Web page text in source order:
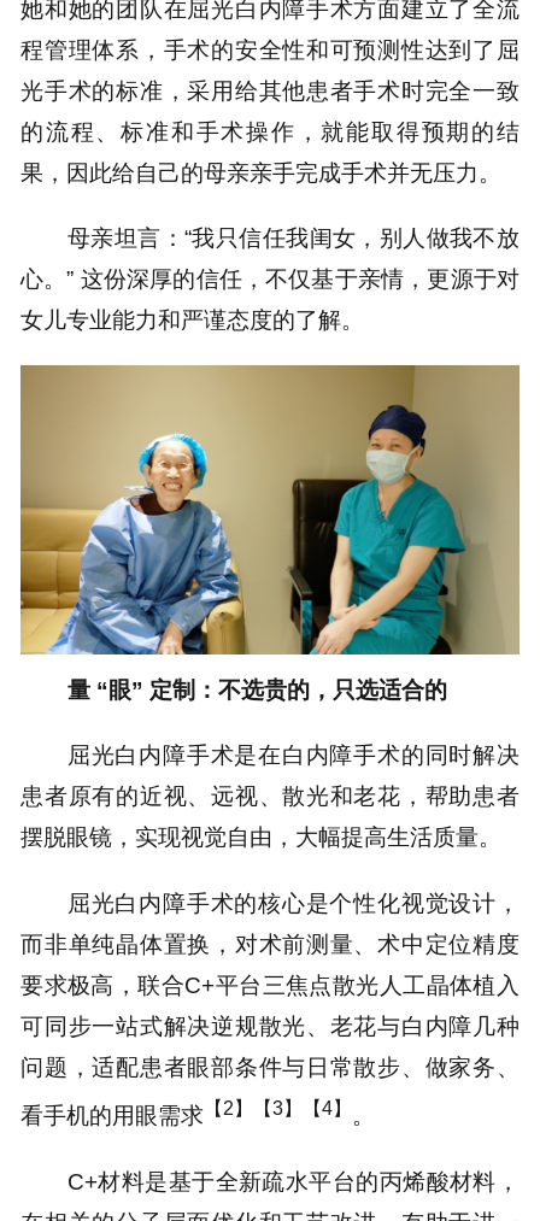
她和她的团队在屈光白内障手术方面建立了全流
程管理体系，手术的安全性和可预测性达到了屈
光手术的标准，采用给其他患者手术时完全一致
的流程、标准和手术操作，就能取得预期的结
果，因此给自己的母亲亲手完成手术并无压力。
母亲坦言：“我只信任我闺女，别人做我不放
心。” 这份深厚的信任，不仅基于亲情，更源于对
女儿专业能力和严谨态度的了解。
量 “眼” 定制：不选贵的，只选适合的
屈光白内障手术是在白内障手术的同时解决
患者原有的近视、远视、散光和老花，帮助患者
摆脱眼镜，实现视觉自由，大幅提高生活质量。
屈光白内障手术的核心是个性化视觉设计，
而非单纯晶体置换，对术前测量、术中定位精度
要求极高，联合C+平台三焦点散光人工晶体植入
可同步一站式解决逆规散光、老花与白内障几种
问题，适配患者眼部条件与日常散步、做家务、
看手机的用眼需求 【2】【3】【4】 。
C+材料是基于全新疏水平台的丙烯酸材料，